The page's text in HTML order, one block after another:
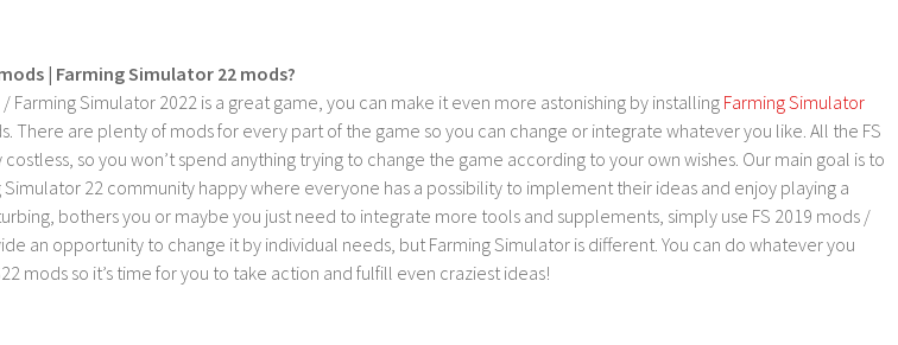
| Farming Simulator 22 mods?
Farming Simulator 2022 is a great game, you can make it even more astonishing by installing Farming Simulator
There are plenty of mods for every part of the game so you can change or integrate whatever you like. All the FS
so you won’t spend anything trying to change the game according to your own wishes. Our main goal is to
22 community happy where everyone has a possibility to implement their ideas and enjoy playing a
bothers you or maybe you just need to integrate more tools and supplements, simply use FS 2019 mods /
an opportunity to change it by individual needs, but Farming Simulator is different. You can do whatever you
mods so it’s time for you to take action and fulfill even craziest ideas!